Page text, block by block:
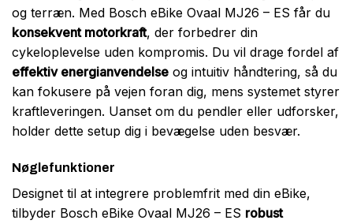
og terræn. Med Bosch eBike Ovaal MJ26 – ES får du
konsekvent motorkraft, der forbedrer din
cykeloplevelse uden kompromis. Du vil drage fordel af
effektiv energianvendelse og intuitiv håndtering, så du
kan fokusere på vejen foran dig, mens systemet styrer
kraftleveringen. Uanset om du pendler eller udforsker,
holder dette setup dig i bevægelse uden besvær.
Nøglefunktioner
Designet til at integrere problemfrit med din eBike,
tilbyder Bosch eBike Ovaal MJ26 – ES robust